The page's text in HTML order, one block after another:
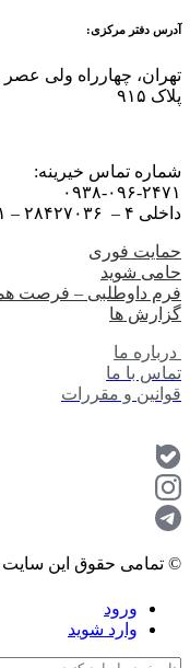
آدرس دفتر مرکزی:
تهران، چهارراه ولی
پلاک ۹۱۵
شماره تماس خیرینه:
۰۹۳۸-۰۹۶-۲۴۷۱
داخلی ۴ – ۲۸۴۲۷۰۳۶ – ۰۲۱
حمایت فوری
حامی شوید
فرم داوطلبی – فرصت
گزارش ها
درباره ما
تماس با ما
قوانین و مقررات
© تمامی حقوق این سایت
ورود
وارد شوید